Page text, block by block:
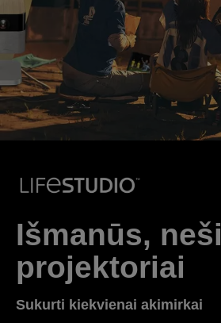
Išmanūs,
projektoriai
Sukurti kiekvienai akimirkai